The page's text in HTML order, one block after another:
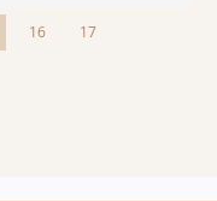
16 17